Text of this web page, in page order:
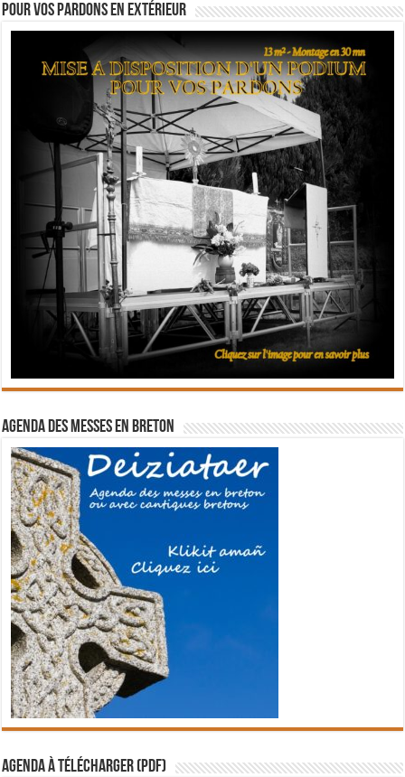
Pour vos pardons en extérieur
Agenda des messes en breton
Agenda à télécharger (PDF)